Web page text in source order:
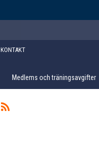
KONTAKT
Medlems och träningsavgifter